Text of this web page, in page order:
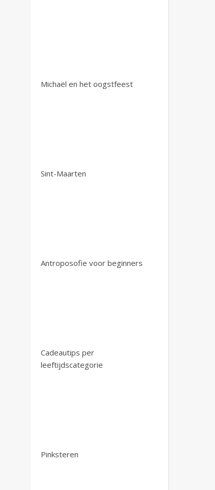
Michaël en het oogstfeest
Sint-Maarten
Antroposofie voor beginners
Cadeautips per
leeftijdscategorie
Pinksteren